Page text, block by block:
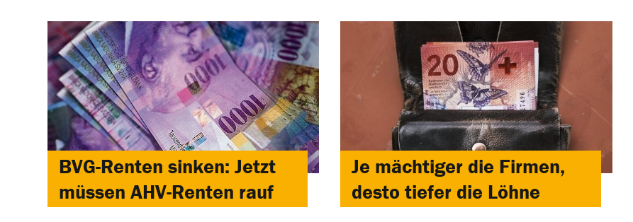
BVG-Renten sinken: Jetzt
müssen AHV-Renten rauf
Je mächtiger die Firmen,
desto tiefer die Löhne